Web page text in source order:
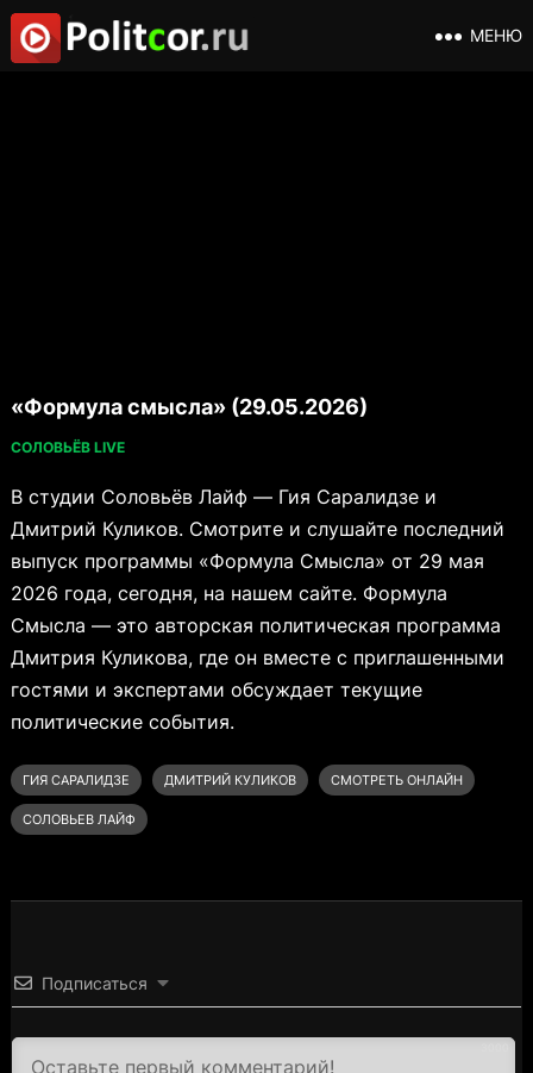
МЕНЮ
«Формула смысла» (29.05.2026)
СОЛОВЬЁВ LIVE
В студии Соловьёв Лайф — Гия Саралидзе и
Дмитрий Куликов. Смотрите и слушайте последний
выпуск программы «Формула Смысла» от 29 мая
2026 года, сегодня, на нашем сайте. Формула
Смысла — это авторская политическая программа
Дмитрия Куликова, где он вместе с приглашенными
гостями и экспертами обсуждает текущие
политические события.
ГИЯ САРАЛИДЗЕ ДМИТРИЙ КУЛИКОВ СМОТРЕТЬ ОНЛАЙН
СОЛОВЬЕВ ЛАЙФ
Подписаться